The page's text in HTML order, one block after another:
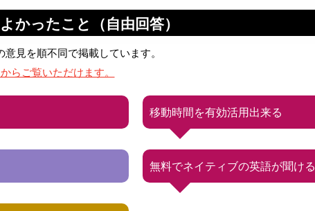
よかったこと（自由回答）
意見を順不同で掲載しています。
らご覧いただけます。
移動時間を有効活用出来る
無料でネイティブの英語が聞ける